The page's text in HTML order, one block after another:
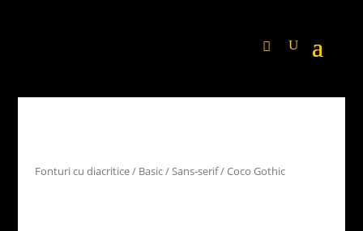
Fonturi cu diacritice/ Basic/Sans-serif/ Coco Gothic